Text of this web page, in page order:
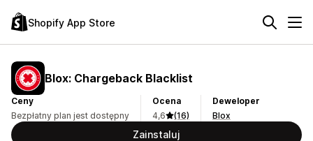
Shopify App Store
Blox: Chargeback Blacklist
Ceny
Bezpłatny plan jest dostępny
Ocena
4,6
(16)
Deweloper
Blox
Zainstaluj